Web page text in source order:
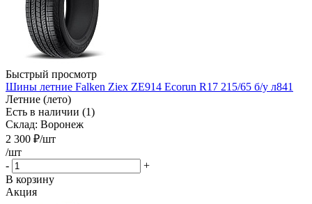
Быстрый просмотр
Шины летние Falken Ziex ZE914 Ecorun R17 215/65 б/у л841
Летние (лето)
Есть в наличии (1)
Склад: Воронеж
2 300 ₽/шт
/шт
-
+
В корзину
Акция